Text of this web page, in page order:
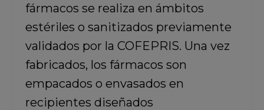
fármacos se realiza en ámbitos
estériles o sanitizados previamente
validados por la COFEPRIS. Una vez
fabricados, los fármacos son
empacados o envasados en
recipientes diseñados